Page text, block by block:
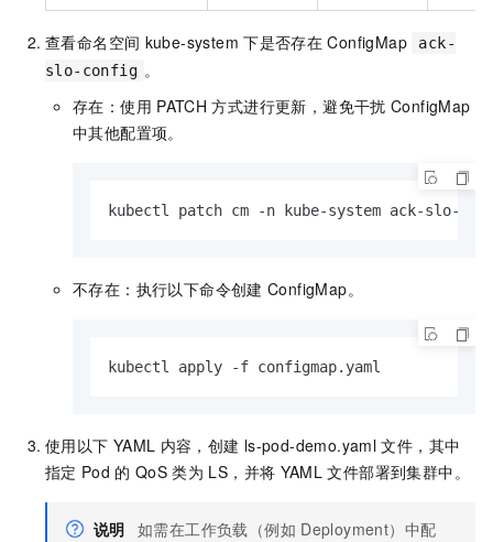
查看命名空间 kube-system 下是否存在 ConfigMap
ack-
slo-config 。
存在：使用 PATCH 方式进行更新，避免干扰 ConfigMap
中其他配置项。
kubectl patch cm -n kube-system ack-slo-
不存在：执行以下命令创建 ConfigMap。
kubectl apply -f configmap.yaml
使用以下 YAML 内容，创建 ls-pod-demo.yaml 文件，其中
指定 Pod 的 QoS 类为 LS，并将 YAML 文件部署到集群中。
说明 如需在工作负载（例如 Deployment）中配